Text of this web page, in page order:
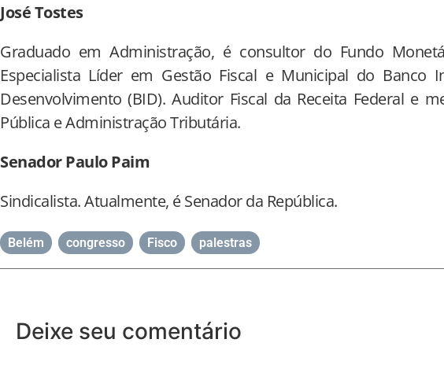
José Tostes
Graduado em Administração, é consultor do Fundo
Especialista Líder em Gestão Fiscal e Municipal do Banco
Desenvolvimento (BID). Auditor Fiscal da Receita Federal e
Pública e Administração Tributária.
Senador Paulo Paim
Sindicalista. Atualmente, é Senador da República.
Belém congresso Fisco palestras
Deixe seu comentário